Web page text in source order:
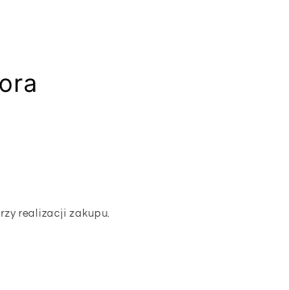
realizacji zakupu.